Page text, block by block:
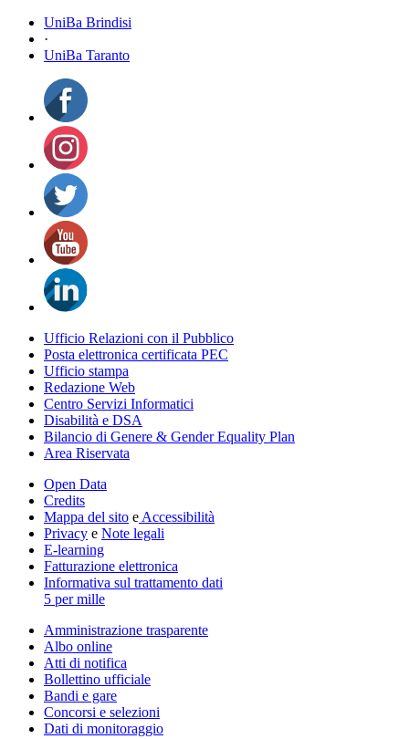
UniBa Brindisi
·
UniBa Taranto
Ufficio Relazioni con il Pubblico
Posta elettronica certificata PEC
Ufficio stampa
Redazione Web
Centro Servizi Informatici
Disabilità e DSA
Bilancio di Genere & Gender Equality Plan
Area Riservata
Open Data
Credits
Mappa del sito e Accessibilità
Privacy e Note legali
E-learning
Fatturazione elettronica
Informativa sul trattamento dati
5 per mille
Amministrazione trasparente
Albo online
Atti di notifica
Bollettino ufficiale
Bandi e gare
Concorsi e selezioni
Dati di monitoraggio